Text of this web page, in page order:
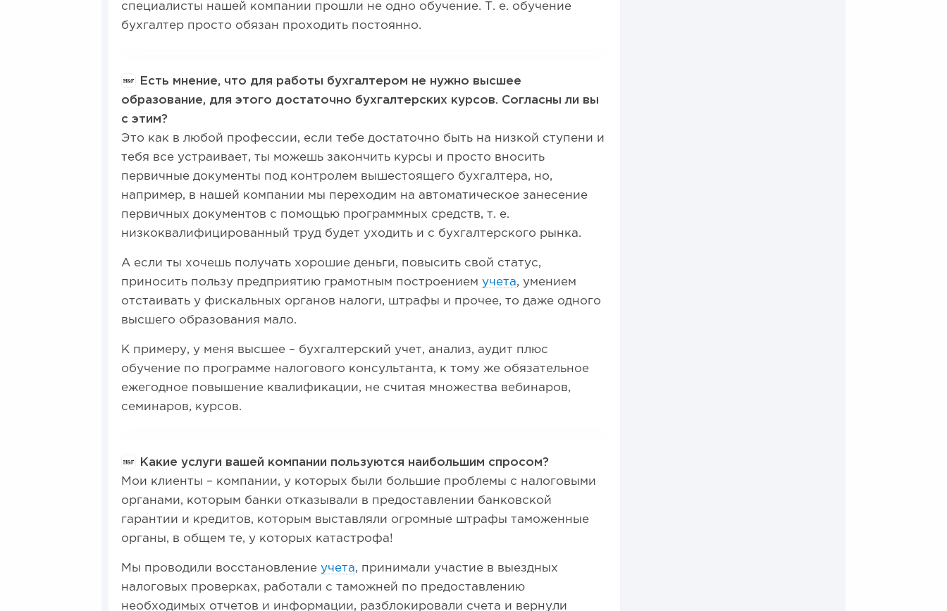
специалисты нашей компании прошли не одно обучение. Т. е. обучение
бухгалтер просто обязан проходить постоянно.
Есть мнение, что для работы бухгалтером не нужно высшее
образование, для этого достаточно бухгалтерских курсов. Согласны ли вы
с этим?
Это как в любой профессии, если тебе достаточно быть на низкой ступени и
тебя все устраивает, ты можешь закончить курсы и просто вносить
первичные документы под контролем вышестоящего бухгалтера, но,
например, в нашей компании мы переходим на автоматическое занесение
первичных документов с помощью программных средств, т. е.
низкоквалифицированный труд будет уходить и с бухгалтерского рынка.
А если ты хочешь получать хорошие деньги, повысить свой статус,
приносить пользу предприятию грамотным построением учета, умением
отстаивать у фискальных органов налоги, штрафы и прочее, то даже одного
высшего образования мало.
К примеру, у меня высшее – бухгалтерский учет, анализ, аудит плюс
обучение по программе налогового консультанта, к тому же обязательное
ежегодное повышение квалификации, не считая множества вебинаров,
семинаров, курсов.
Какие услуги вашей компании пользуются наибольшим спросом?
Мои клиенты – компании, у которых были большие проблемы с налоговыми
органами, которым банки отказывали в предоставлении банковской
гарантии и кредитов, которым выставляли огромные штрафы таможенные
органы, в общем те, у которых катастрофа!
Мы проводили восстановление учета, принимали участие в выездных
налоговых проверках, работали с таможней по предоставлению
необходимых отчетов и информации, разблокировали счета и вернули